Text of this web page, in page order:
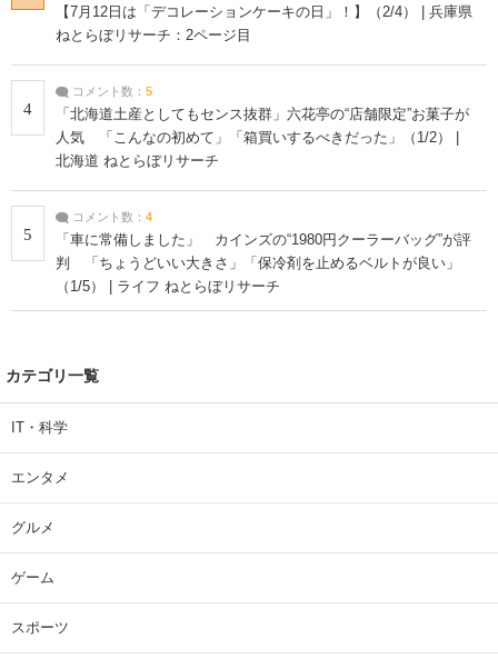
【7月12日は「デコレーションケーキの日」！】（2/4） | 兵庫県
ねとらぼリサーチ：2ページ目
4
コメント数： 5
「北海道土産としてもセンス抜群」六花亭の“店舗限定”お菓子が
人気 「こんなの初めて」「箱買いするべきだった」（1/2） |
北海道 ねとらぼリサーチ
5
コメント数： 4
「車に常備しました」 カインズの“1980円クーラーバッグ”が評
判 「ちょうどいい大きさ」「保冷剤を止めるベルトが良い」
（1/5） | ライフ ねとらぼリサーチ
カテゴリ一覧
IT・科学
エンタメ
グルメ
ゲーム
スポーツ